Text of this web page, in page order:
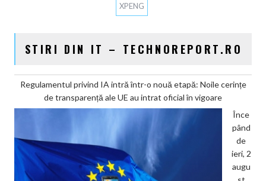
XPENG
STIRI DIN IT – TECHNOREPORT.RO
Regulamentul privind IA intră într-o nouă etapă: Noile cerințe
de transparență ale UE au intrat oficial în vigoare
Înce
pând
de
ieri, 2
augu